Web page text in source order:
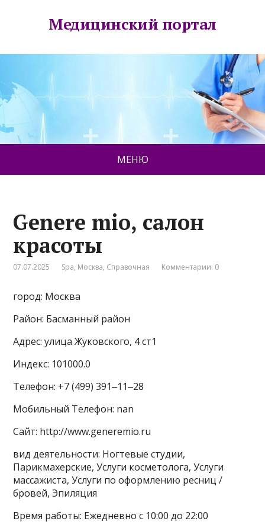
Медицинский портал
МЕНЮ
Genere mio, салон
красоты
07.07.2025 Spa, Москва, Справочная Комментарии: 0
город: Москва
Район: Басманный район
Адрес: улица Жуковского, 4 ст1
Индекс: 101000.0
Телефон: +7 (499) 391‒11‒28
Мобильный Телефон: nan
Сайт: http://www.generemio.ru
вид деятельности: Ногтевые студии,
Парикмахерские, Услуги косметолога, Услуги
массажиста, Услуги по оформлению ресниц /
бровей, Эпиляция
Время работы: Ежедневно с 10:00 до 22:00